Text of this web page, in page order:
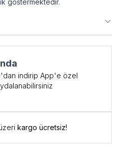
göstermektedir.
indirip App'e özel
kargo ücretsiz!
Özel